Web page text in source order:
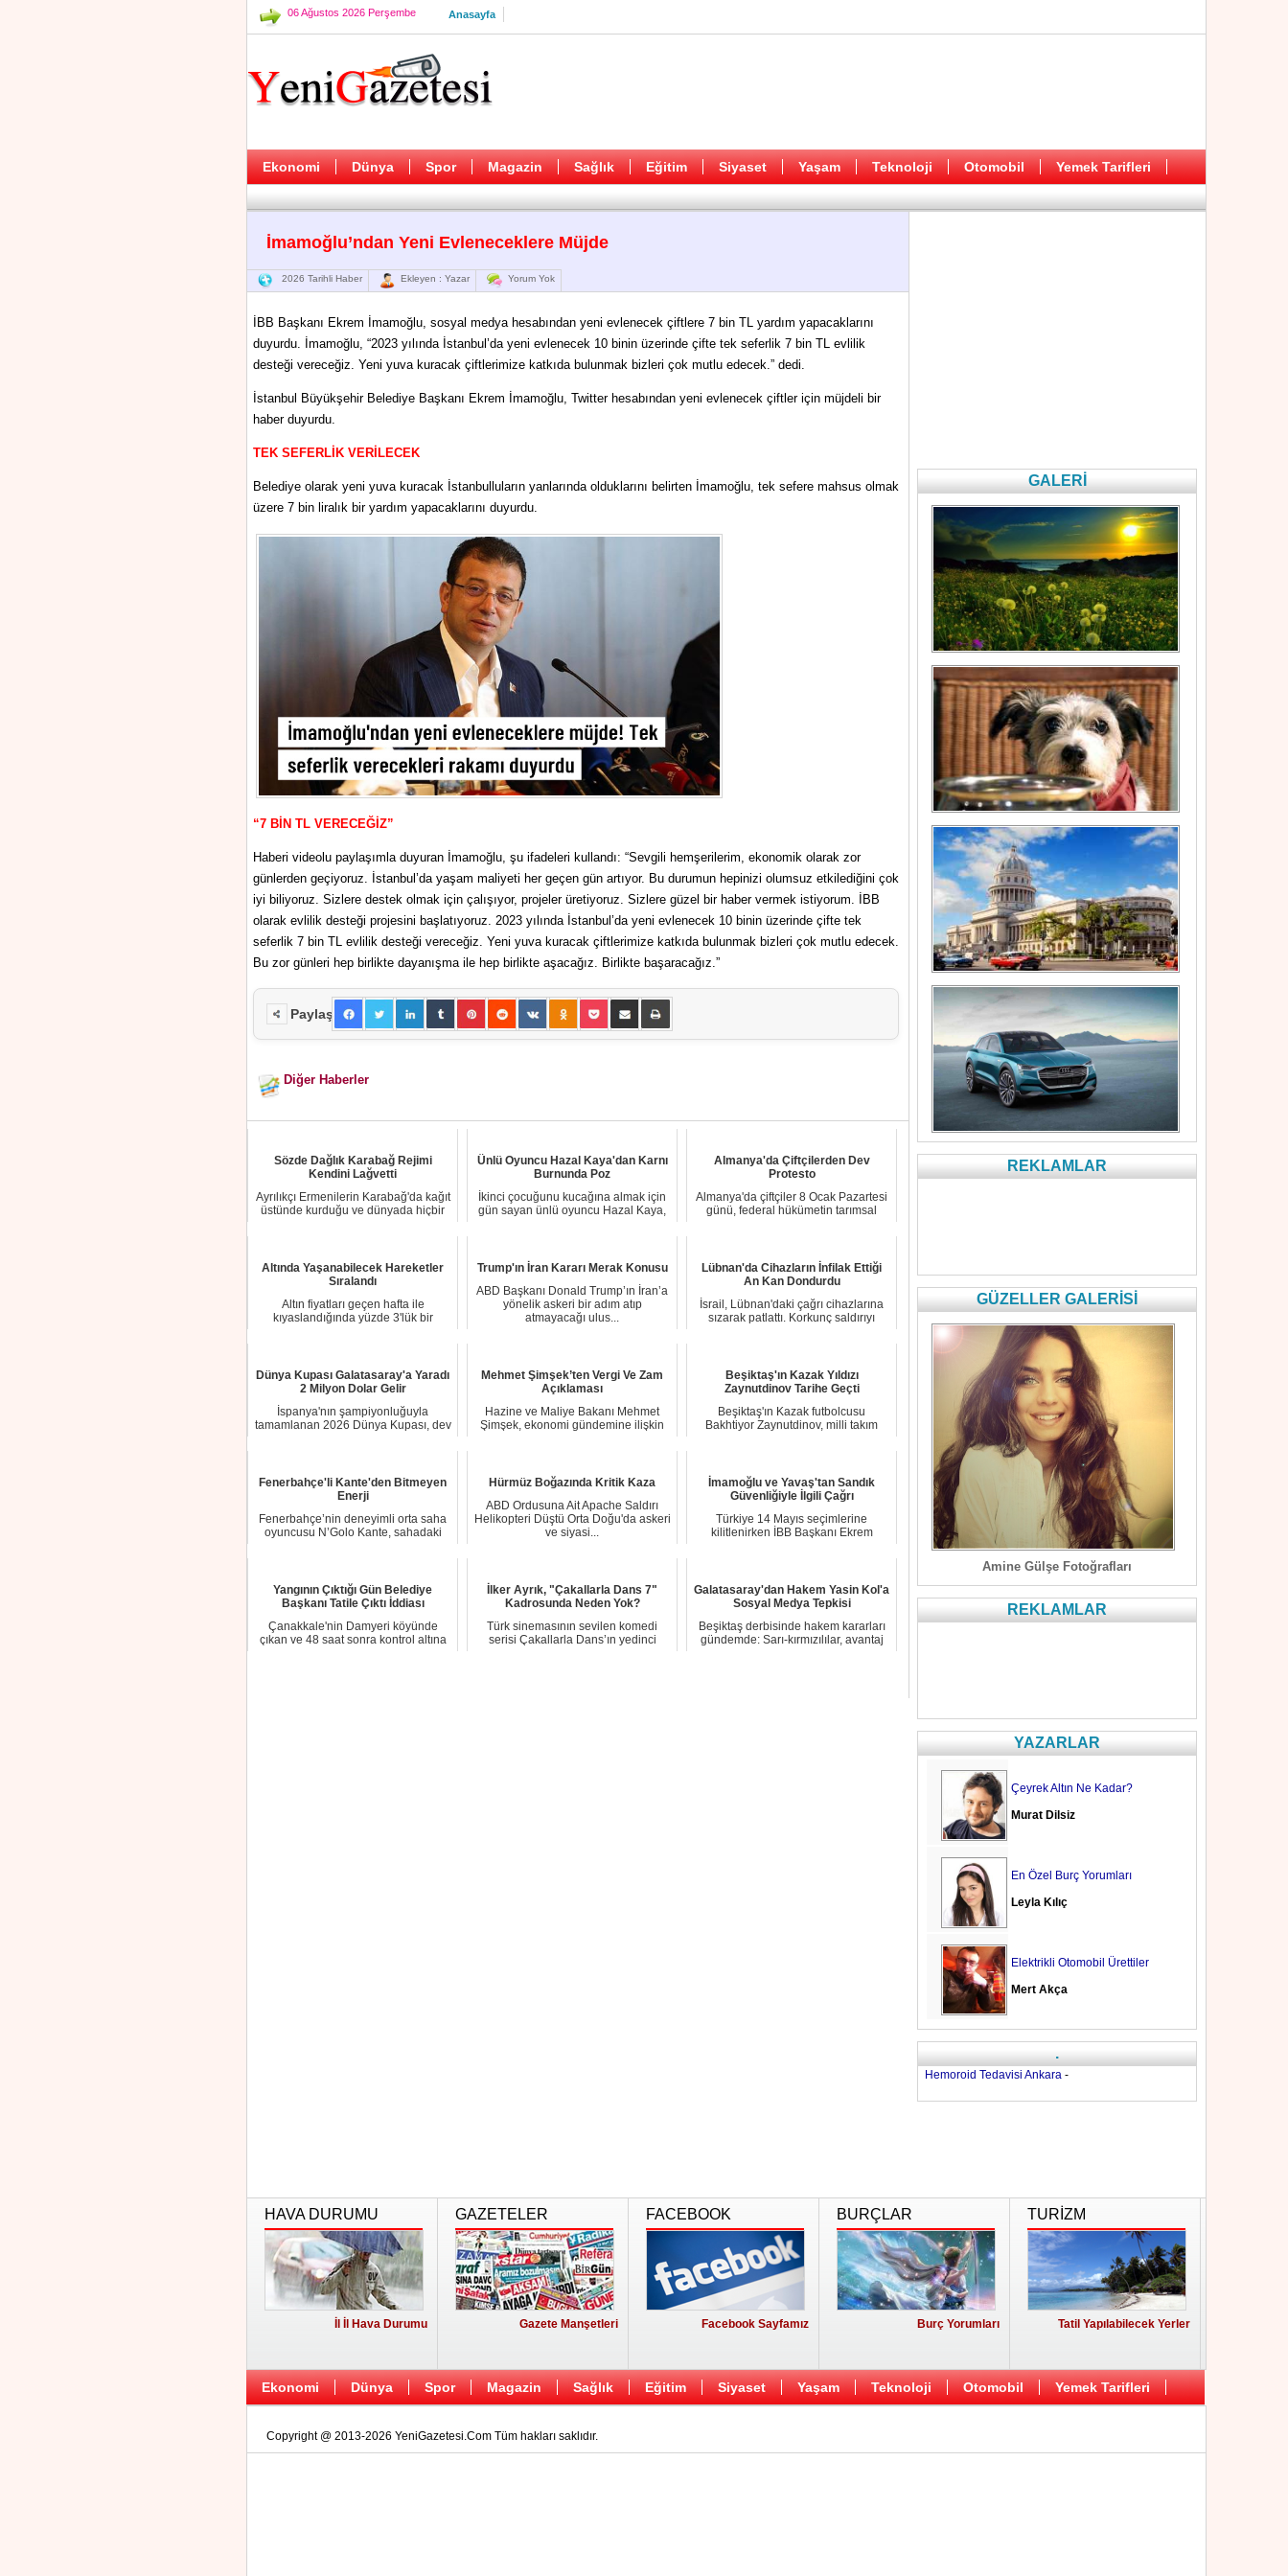
06 Ağustos 2026 Perşembe Anasayfa
Ekonomi Dünya Spor Magazin Sağlık Eğitim Siyaset Yaşam Teknoloji Otomobil Yemek Tarifleri
İmamoğlu’ndan Yeni Evleneceklere Müjde
2026 Tarihli Haber Ekleyen : Yazar Yorum Yok
İBB Başkanı Ekrem İmamoğlu, sosyal medya hesabından yeni evlenecek çiftlere 7 bin TL yardım yapacaklarını
duyurdu. İmamoğlu, “2023 yılında İstanbul’da yeni evlenecek 10 binin üzerinde çifte tek seferlik 7 bin TL evlilik
desteği vereceğiz. Yeni yuva kuracak çiftlerimize katkıda bulunmak bizleri çok mutlu edecek.” dedi.
İstanbul Büyükşehir Belediye Başkanı Ekrem İmamoğlu, Twitter hesabından yeni evlenecek çiftler için müjdeli bir
haber duyurdu.
TEK SEFERLİK VERİLECEK
Belediye olarak yeni yuva kuracak İstanbulluların yanlarında olduklarını belirten İmamoğlu, tek sefere mahsus olmak
üzere 7 bin liralık bir yardım yapacaklarını duyurdu.
“7 BİN TL VERECEĞİZ”
Haberi videolu paylaşımla duyuran İmamoğlu, şu ifadeleri kullandı: “Sevgili hemşerilerim, ekonomik olarak zor
günlerden geçiyoruz. İstanbul’da yaşam maliyeti her geçen gün artıyor. Bu durumun hepinizi olumsuz etkilediğini çok
iyi biliyoruz. Sizlere destek olmak için çalışıyor, projeler üretiyoruz. Sizlere güzel bir haber vermek istiyorum. İBB
olarak evlilik desteği projesini başlatıyoruz. 2023 yılında İstanbul’da yeni evlenecek 10 binin üzerinde çifte tek
seferlik 7 bin TL evlilik desteği vereceğiz. Yeni yuva kuracak çiftlerimize katkıda bulunmak bizleri çok mutlu edecek.
Bu zor günleri hep birlikte dayanışma ile hep birlikte aşacağız. Birlikte başaracağız.”
Paylaş
Diğer Haberler
Sözde Dağlık Karabağ Rejimi
Kendini Lağvetti
Ayrılıkçı Ermenilerin Karabağ'da kağıt
üstünde kurduğu ve dünyada hiçbir
Ünlü Oyuncu Hazal Kaya'dan Karnı
Burnunda Poz
İkinci çocuğunu kucağına almak için
gün sayan ünlü oyuncu Hazal Kaya,
Almanya'da Çiftçilerden Dev
Protesto
Almanya'da çiftçiler 8 Ocak Pazartesi
günü, federal hükümetin tarımsal
Altında Yaşanabilecek Hareketler
Sıralandı
Altın fiyatları geçen hafta ile
kıyaslandığında yüzde 3'lük bir
Trump'ın İran Kararı Merak Konusu
ABD Başkanı Donald Trump’ın İran’a
yönelik askeri bir adım atıp
atmayacağı ulus...
Lübnan'da Cihazların İnfilak Ettiği
An Kan Dondurdu
İsrail, Lübnan'daki çağrı cihazlarına
sızarak patlattı. Korkunç saldırıyı
Dünya Kupası Galatasaray'a Yaradı
2 Milyon Dolar Gelir
İspanya'nın şampiyonluğuyla
tamamlanan 2026 Dünya Kupası, dev
Mehmet Şimşek’ten Vergi Ve Zam
Açıklaması
Hazine ve Maliye Bakanı Mehmet
Şimşek, ekonomi gündemine ilişkin
Beşiktaş'ın Kazak Yıldızı
Zaynutdinov Tarihe Geçti
Beşiktaş'ın Kazak futbolcusu
Bakhtiyor Zaynutdinov, milli takım
Fenerbahçe'li Kante'den Bitmeyen
Enerji
Fenerbahçe’nin deneyimli orta saha
oyuncusu N’Golo Kante, sahadaki
Hürmüz Boğazında Kritik Kaza
ABD Ordusuna Ait Apache Saldırı
Helikopteri Düştü Orta Doğu'da askeri
ve siyasi...
İmamoğlu ve Yavaş'tan Sandık
Güvenliğiyle İlgili Çağrı
Türkiye 14 Mayıs seçimlerine
kilitlenirken İBB Başkanı Ekrem
Yangının Çıktığı Gün Belediye
Başkanı Tatile Çıktı İddiası
Çanakkale'nin Damyeri köyünde
çıkan ve 48 saat sonra kontrol altına
İlker Ayrık, "Çakallarla Dans 7"
Kadrosunda Neden Yok?
Türk sinemasının sevilen komedi
serisi Çakallarla Dans’ın yedinci
Galatasaray'dan Hakem Yasin Kol'a
Sosyal Medya Tepkisi
Beşiktaş derbisinde hakem kararları
gündemde: Sarı-kırmızılılar, avantaj
GALERİ
REKLAMLAR
GÜZELLER GALERİSİ
Amine Gülşe Fotoğrafları
REKLAMLAR
YAZARLAR
Çeyrek Altın Ne Kadar?
Murat Dilsiz
En Özel Burç Yorumları
Leyla Kılıç
Elektrikli Otomobil Ürettiler
Mert Akça
.
Hemoroid Tedavisi Ankara -
HAVA DURUMU
İl İl Hava Durumu
GAZETELER
Gazete Manşetleri
FACEBOOK
Facebook Sayfamız
BURÇLAR
Burç Yorumları
TURİZM
Tatil Yapılabilecek Yerler
Ekonomi Dünya Spor Magazin Sağlık Eğitim Siyaset Yaşam Teknoloji Otomobil Yemek Tarifleri
Copyright @ 2013-2026 YeniGazetesi.Com Tüm hakları saklıdır.